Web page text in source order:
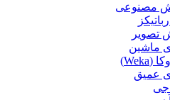
مصنوعی
تصویر
ماشین
وکا (Weka)
عمیق